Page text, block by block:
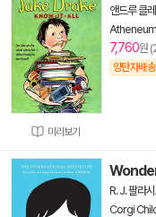
미리보기
앤드루 클
Atheneum
7,760원
양탄자배송
R. J. 팔라
Corgi